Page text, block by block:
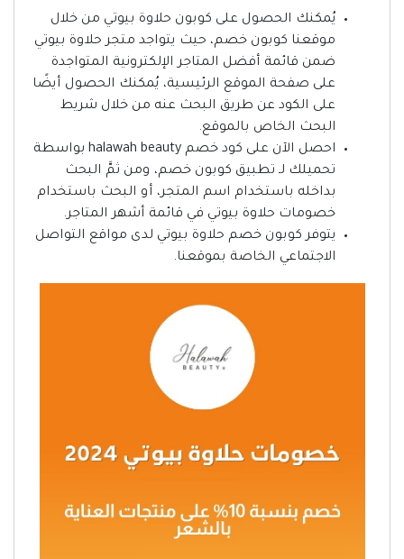
يُمكنك الحصول على كوبون حلاوة بيوتي من خلال
موقعنا كوبون خصم، حيث يتواجد متجر حلاوة بيوتي
ضمن قائمة أفضل المتاجر الإلكترونية المتواجدة
على صفحة الموقع الرئيسية، يُمكنك الحصول أيضًا
على الكود عن طريق البحث عنه من خلال شريط
البحث الخاص بالموقع.
احصل الآن على كود خصم halawah beauty بواسطة
تحميلك لـ تطبيق كوبون خصم، ومن ثمَّ البحث
بداخله باستخدام اسم المتجر، أو البحث باستخدام
خصومات حلاوة بيوتي في قائمة أشهر المتاجر.
يتوفر كوبون خصم حلاوة بيوتي لدى مواقع التواصل
الاجتماعي الخاصة بموقعنا.